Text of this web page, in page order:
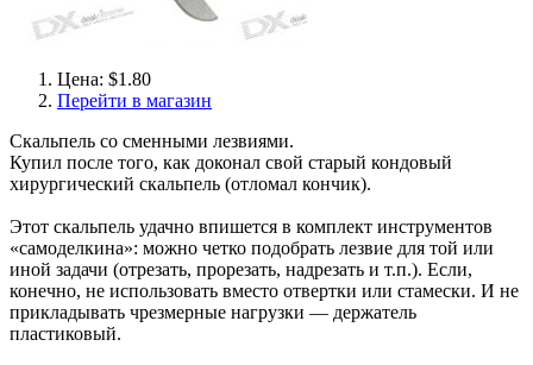
Цена: $1.80
Перейти в магазин
Скальпель со сменными лезвиями.
Купил после того, как доконал свой старый кондовый
хирургический скальпель (отломал кончик).
Этот скальпель удачно впишется в комплект инструментов
«самоделкина»: можно четко подобрать лезвие для той или
иной задачи (отрезать, прорезать, надрезать и т.п.). Если,
конечно, не использовать вместо отвертки или стамески. И не
прикладывать чрезмерные нагрузки — держатель
пластиковый.